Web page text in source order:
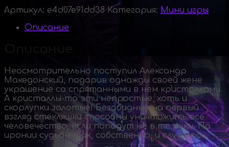
Артикул: e4d07e91dd38 Категория: Мини игры
Описание
Неосмотрительно поступил Александр
Македонский, подарив однажды своей жене
украшение со спрятанными в нем кристаллами.
А кристаллы-тоэти непростые, хоть и
скорлупки золотые! Безобидные на первый
взгляд стекляшки способны уничтожить все
человечество, если попадут не в те руки. По
иронии судьбы так, собственно, и случилось.